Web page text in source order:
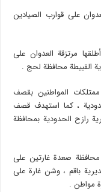
العدوان على قوارب الصيادين
مرتزقة العدوان على
القبيطة محافظة لحج .
المواطنين بقصف
، كما استهدف قصف
رازح الحدودية بمحافظة
صعدة غارتين على
باقم ، وشن غارة على
مواطن .